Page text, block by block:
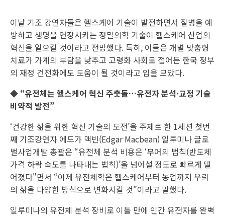
이날 기조 강연자들은 헬스케어 기술이 발전하면서 질병을 예
방하고 생명을 연장시키는 정밀의학 기술이 헬스케어 산업의
혁신을 일으킬 것이라고 전망했다. 특히, 이들은 개별 맞춤형
치료가 가계의 부담을 낮추고 고령화 사회로 접어든 한국 정부
의 재정 건전화에도 도움이 될 것이라고 입을 모았다.
◆ “유전체는 헬스케어 혁신 주춧돌…유전자 분석·교정 기술
비약적 발전”
‘건강한 삶을 위한 혁신 기술의 도전’을 주제로 한 1세션 첫번
째 기조강연자 에드가 맥빈(Edgar Macbean) 일루미나 글로
벌사업개발 총괄은 “유전체 분석 비용은 ‘무어의 법칙(반도체
가격 하락 속도를 나타내는 법칙)’을 넘어설 정도로 빠르게 떨
어졌다"면서 “이제 유전체학은 헬스케어부터 농업까지 우릐
의 삶을 다양한 방식으로 변화시킬 것”이라고 말했다.
일루미나의 유전체 분석 장비로 이틀 만에 인간 유전자를 완벽